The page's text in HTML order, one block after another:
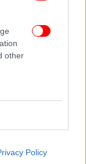
other
Policy
εκβιασμού
τρόπος